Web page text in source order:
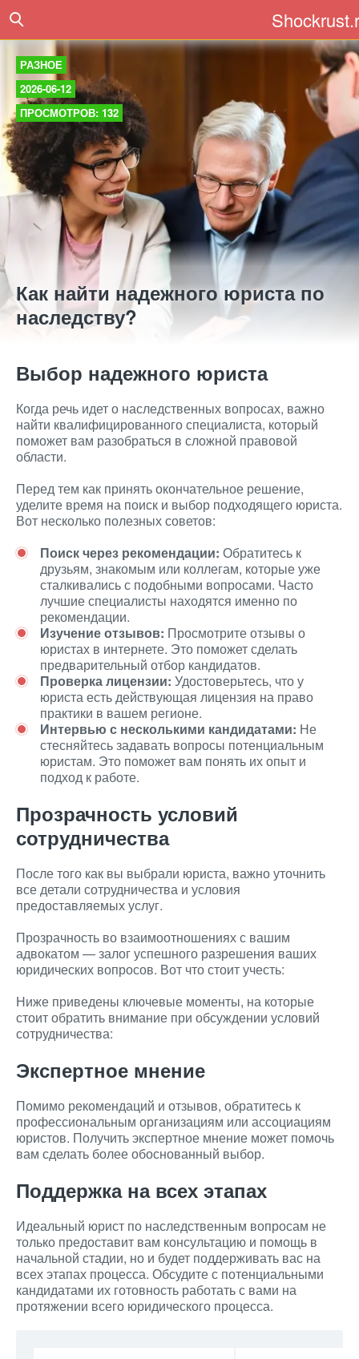
РАЗНОЕ
2026-06-12
ПРОСМОТРОВ: 132
Как найти надежного юриста по
наследству?
Выбор надежного юриста
Когда речь идет о наследственных вопросах, важно
найти квалифицированного специалиста, который
поможет вам разобраться в сложной правовой
области.
Перед тем как принять окончательное решение,
уделите время на поиск и выбор подходящего юриста.
Вот несколько полезных советов:
Поиск через рекомендации: Обратитесь к
друзьям, знакомым или коллегам, которые уже
сталкивались с подобными вопросами. Часто
лучшие специалисты находятся именно по
рекомендации.
Изучение отзывов: Просмотрите отзывы о
юристах в интернете. Это поможет сделать
предварительный отбор кандидатов.
Проверка лицензии: Удостоверьтесь, что у
юриста есть действующая лицензия на право
практики в вашем регионе.
Интервью с несколькими кандидатами: Не
стесняйтесь задавать вопросы потенциальным
юристам. Это поможет вам понять их опыт и
подход к работе.
Прозрачность условий
сотрудничества
После того как вы выбрали юриста, важно уточнить
все детали сотрудничества и условия
предоставляемых услуг.
Прозрачность во взаимоотношениях с вашим
адвокатом — залог успешного разрешения ваших
юридических вопросов. Вот что стоит учесть:
Ниже приведены ключевые моменты, на которые
стоит обратить внимание при обсуждении условий
сотрудничества:
Экспертное мнение
Помимо рекомендаций и отзывов, обратитесь к
профессиональным организациям или ассоциациям
юристов. Получить экспертное мнение может помочь
вам сделать более обоснованный выбор.
Поддержка на всех этапах
Идеальный юрист по наследственным вопросам не
только предоставит вам консультацию и помощь в
начальной стадии, но и будет поддерживать вас на
всех этапах процесса. Обсудите с потенциальными
кандидатами их готовность работать с вами на
протяжении всего юридического процесса.